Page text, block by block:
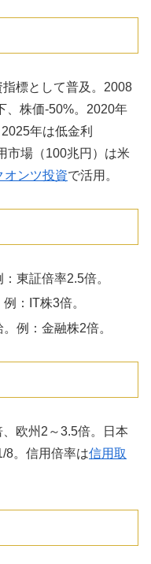
標として普及。2008
、株価-50%。2020年
年は低金利
市場（100兆円）は米
オンツ投資で活用。
東証倍率2.5倍。
：IT株3倍。
例：金融株2倍。
欧州2～3.5倍。日本
8。信用倍率は信用取